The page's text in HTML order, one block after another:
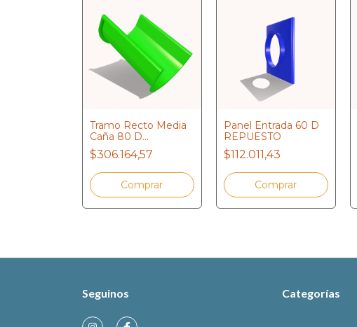
Tramo Recto Media
Caña 80 D
REPUESTO
$306.164,57
Panel Entrada 60 D
REPUESTO
$112.011,43
Seguinos Categorías